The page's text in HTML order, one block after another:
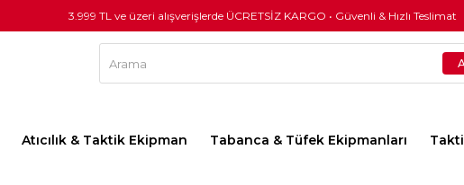
3.999 TL ve üzeri alışverişlerde ÜCRETSİZ KARGO • Güvenli & Hızlı Teslimat
Atıcılık & Taktik Ekipman Tabanca & Tüfek Ekipmanları